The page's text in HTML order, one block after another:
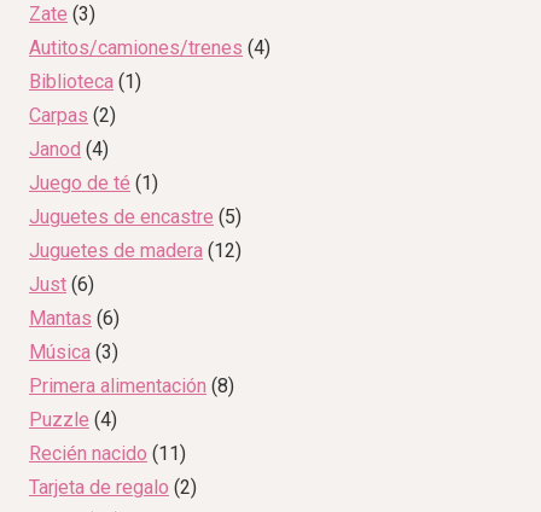
Autitos/camiones/trenes 4
Biblioteca 1
Carpas 2
Janod 4
Juego de té 1
Juguetes de encastre 5
Juguetes de madera 12
Just 6
Mantas 6
Música 3
Primera alimentación 8
Puzzle 4
Recién nacido 11
Tarjeta de regalo 2
Zate 3